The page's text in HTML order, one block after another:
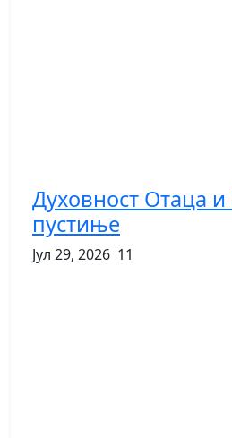
Духовност Отаца и
пустиње
Јул 29, 2026 11